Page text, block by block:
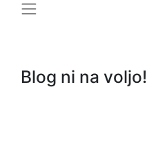
Blog ni na voljo!